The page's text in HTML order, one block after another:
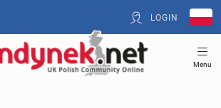
LOGIN
Menu